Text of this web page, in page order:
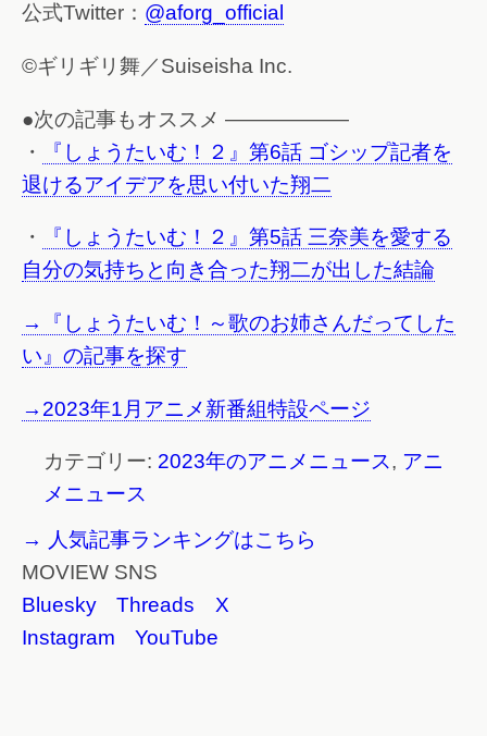
公式Twitter： @aforg_official
©ギリギリ舞／Suiseisha Inc.
●次の記事もオススメ ——————
・
『しょうたいむ！２』第6話 ゴシップ記者を
退けるアイデアを思い付いた翔二
・
『しょうたいむ！２』第5話 三奈美を愛する
自分の気持ちと向き合った翔二が出した結論
→『しょうたいむ！～歌のお姉さんだってした
い』の記事を探す
→2023年1月アニメ新番組特設ページ
カテゴリー: 2023年のアニメニュース, アニ
メニュース
→ 人気記事ランキングはこちら
MOVIEW SNS
Bluesky
Threads
X
Instagram
YouTube